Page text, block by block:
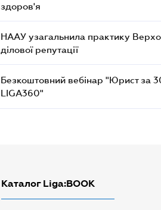
здоров'я
НААУ узагальнила практику
ділової репутації
Безкоштовний вебінар "Юрист за
LIGA360"
Каталог Liga:BOOK